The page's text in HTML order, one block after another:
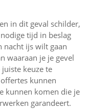
in dit geval schilder,
tijd in beslag
nacht ijs wilt gaan
waaraan je je gevel
keuze te
kunnen
kunnen komen die je
garandeert.